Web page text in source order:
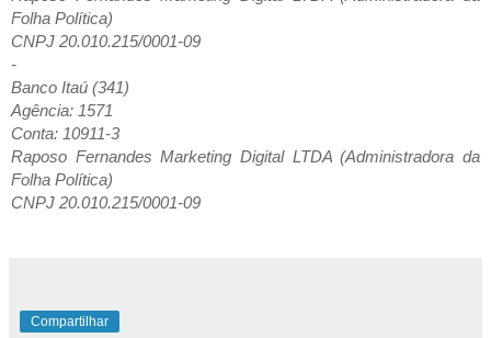
Folha Política)
CNPJ 20.010.215/0001-09
-
Banco Itaú (341)
Agência: 1571
Conta: 10911-3
Raposo Fernandes Marketing Digital LTDA (Administradora da
Folha Política)
CNPJ 20.010.215/0001-09
Compartilhar